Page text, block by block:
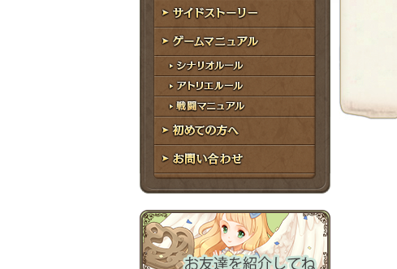
世界観
サイドストーリー
ゲームマニュアル
シナリオルール
アトリエルール
戦闘マニュアル
初めての方へ
お問い合わせ